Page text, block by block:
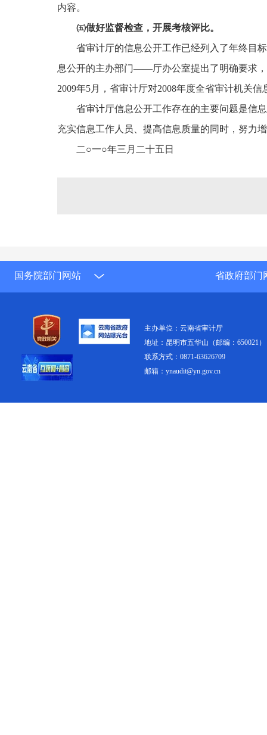
内容。
㈤做好监督检查，开展考核评比。
省审计厅的信息公开工作已经列入了年终目
息公开的主办部门——厅办公室提出了明确要求
2009年5月，省审计厅对2008年度全省审计机关信
省审计厅信息公开工作存在的主要问题是信
充实信息工作人员、提高信息质量的同时，努力
二○一○年三月二十五日
国务院部门网站 省政府部门
主办单位：云南省审计厅
地址：昆明市五华山（邮编：650021）
联系方式：0871-63626709
邮箱：ynaudit@yn.gov.cn